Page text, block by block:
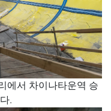
에서 차이나타운역 승
.